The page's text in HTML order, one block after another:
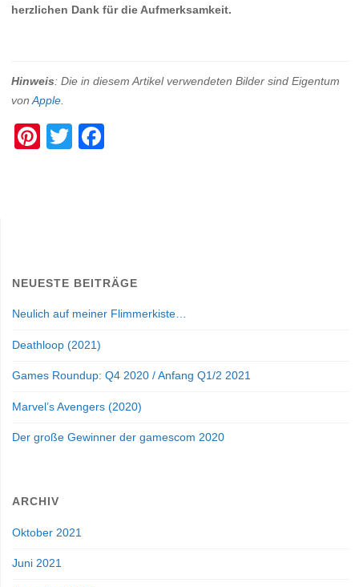
herzlichen Dank für die Aufmerksamkeit.
Hinweis: Die in diesem Artikel verwendeten Bilder sind Eigentum
vonApple.
Pi
T
o
k
NEUESTE BEITRÄGE
Neulich auf meiner Flimmerkiste…
Deathloop (2021)
Games Roundup: Q4 2020 / Anfang Q1/2 2021
Marvel’s Avengers (2020)
Der große Gewinner der gamescom 2020
ARCHIV
Oktober 2021
Juni 2021